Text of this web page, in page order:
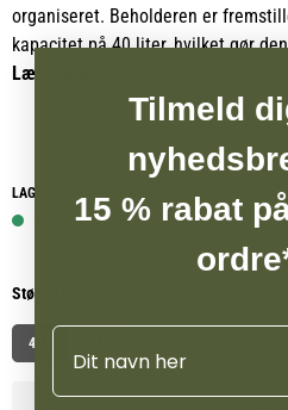
organiseret. Beholderen er
kapacitet på 40 liter, hvilket gør
foder i stald, på gård eller i hjemmet.
Beholderen er udstyret med låg og
sikrer, at låget sidder godt fast og
og snavs. På siden findes en
materiale, hvor du nemt kan notere
har overblik over opbevaringen.
Designet er pladsbesparende, da
at vende lågene. Håndtaget på
kan hænges på væggen, når det
Læs mere
LAGERSTATUS WEBSHOP
10 på lager
Størrelse
40 l
Tilmeld
15 % rabat
Navn